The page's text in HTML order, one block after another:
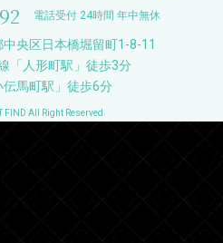
電話受付 24時間 年中無休
央区日本橋堀留町1-8-11
「人形町駅」徒歩3分
伝馬町駅」徒歩6分
FIND All Right Reserved.